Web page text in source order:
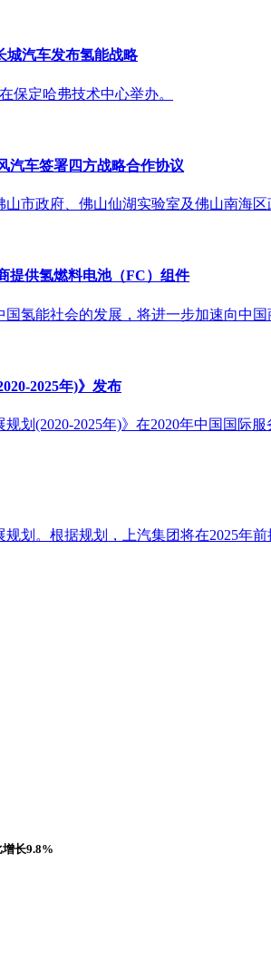
城汽车发布氢能战略
保定哈弗技术中心举办。
汽车签署四方战略合作协议
市政府、佛山仙湖实验室及佛山南海区
提供氢燃料电池（FC）组件
氢能社会的发展，将进一步加速向中
2025年)》发布
划(2020-2025年)》在2020年中国国际服
划。根据规划，上汽集团将在2025年
长9.8%